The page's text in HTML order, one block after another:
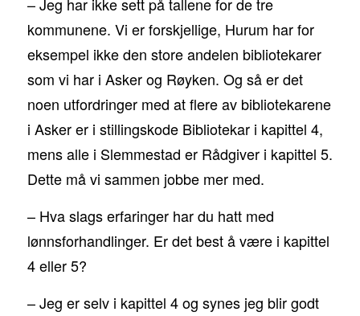
kommunene. Vi er forskjellige, Hurum har for
eksempel ikke den store andelen bibliotekarer
som vi har i Asker og Røyken. Og så er det
noen utfordringer med at flere av bibliotekarene
i Asker er i stillingskode Bibliotekar i kapittel 4,
mens alle i Slemmestad er Rådgiver i kapittel 5.
Dette må vi sammen jobbe mer med.
– Hva slags erfaringer har du hatt med
lønnsforhandlinger. Er det best å være i kapittel
4 eller 5?
– Jeg er selv i kapittel 4 og synes jeg blir godt